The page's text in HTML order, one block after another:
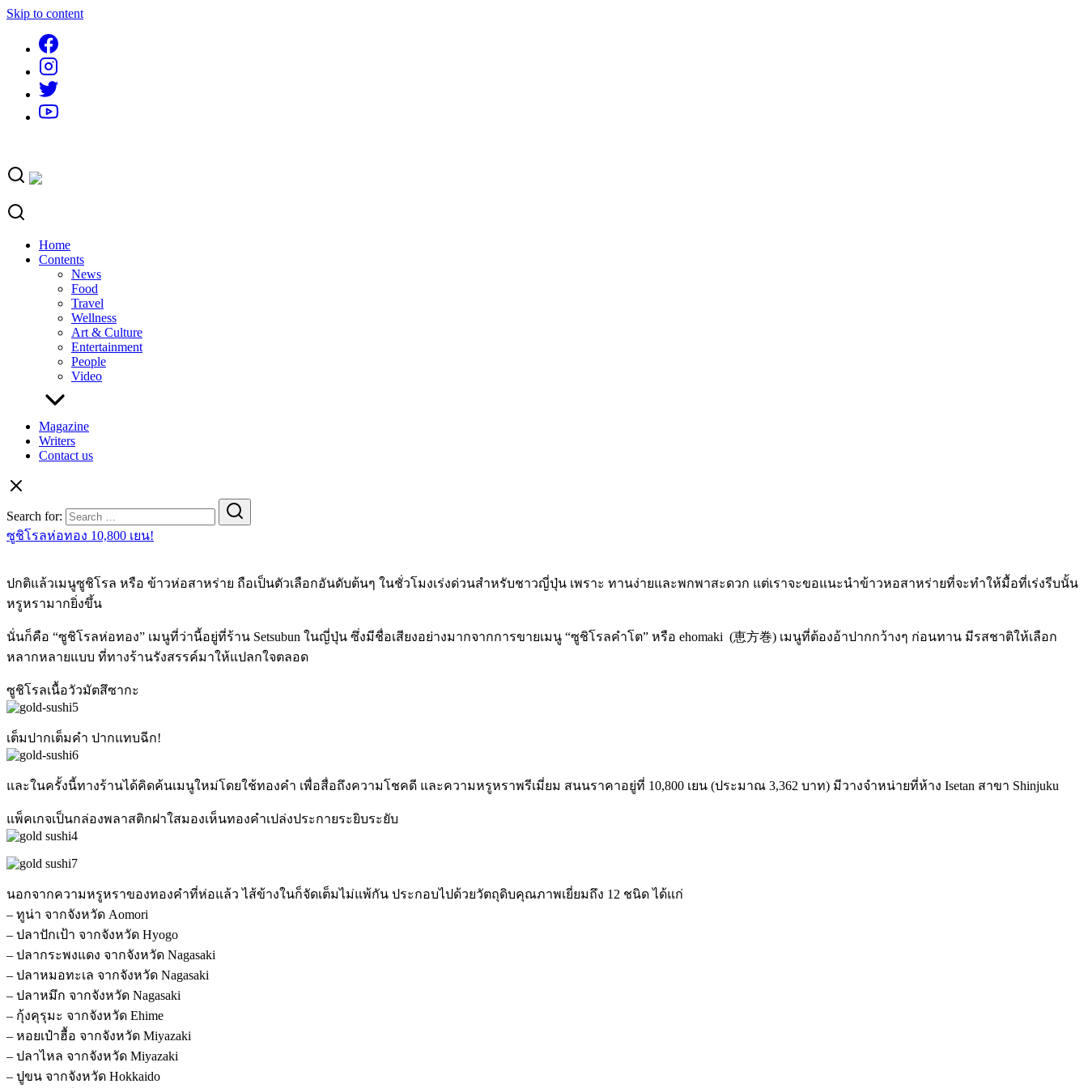
Skip to content
Home
Contents
News
Food
Travel
Wellness
Art & Culture
Entertainment
People
Video
Magazine
Writers
Contact us
Search for:
ซูชิโรลห่อทอง 10,800 เยน!
ปกติแล้วเมนูซูชิโรล หรือ ข้าวห่อสาหร่าย ถือเป็นตัวเลือกอันดับต้นๆ ในชั่วโมงเร่งด่วนสำหรับชาวญี่ปุ่น เพราะ ทานง่ายและพกพาสะดวก แต่เราจะขอแนะนำข้าวหอสาหร่ายที่จะทำให้มื้อที่เร่งรีบนั้น
หรูหรามากยิ่งขึ้น
นั่นก็คือ “ซูชิโรลห่อทอง” เมนูที่ว่านี้อยู่ที่ร้าน Setsubun ในญี่ปุ่น ซึ่งมีชื่อเสียงอย่างมากจากการขายเมนู “ซูชิโรลคำโต” หรือ ehomaki (恵方巻) เมนูที่ต้องอ้าปากกว้างๆ ก่อนทาน มีรสชาติให้เลือก
หลากหลายแบบ ที่ทางร้านรังสรรค์มาให้แปลกใจตลอด
ซูชิโรลเนื้อวัวมัตสึซากะ
เต็มปากเต็มคำ ปากแทบฉีก!
และในครั้งนี้ทางร้านได้คิดค้นเมนูใหม่โดยใช้ทองคำ เพื่อสื่อถึงความโชคดี และความหรูหราพรีเมี่ยม สนนราคาอยู่ที่ 10,800 เยน (ประมาณ 3,362 บาท) มีวางจำหน่ายที่ห้าง Isetan สาขา Shinjuku
แพ็คเกจเป็นกล่องพลาสติกฝาใสมองเห็นทองคำเปล่งประกายระยิบระยับ
นอกจากความหรูหราของทองคำที่ห่อแล้ว ไส้ข้างในก็จัดเต็มไม่แพ้กัน ประกอบไปด้วยวัตถุดิบคุณภาพเยี่ยมถึง 12 ชนิด ได้แก่
– ทูน่า จากจังหวัด Aomori
– ปลาปักเป้า จากจังหวัด Hyogo
– ปลากระพงแดง จากจังหวัด Nagasaki
– ปลาหมอทะเล จากจังหวัด Nagasaki
– ปลาหมึก จากจังหวัด Nagasaki
– กุ้งคุรุมะ จากจังหวัด Ehime
– หอยเป๋าฮื้อ จากจังหวัด Miyazaki
– ปลาไหล จากจังหวัด Miyazaki
– ปูขน จากจังหวัด Hokkaido